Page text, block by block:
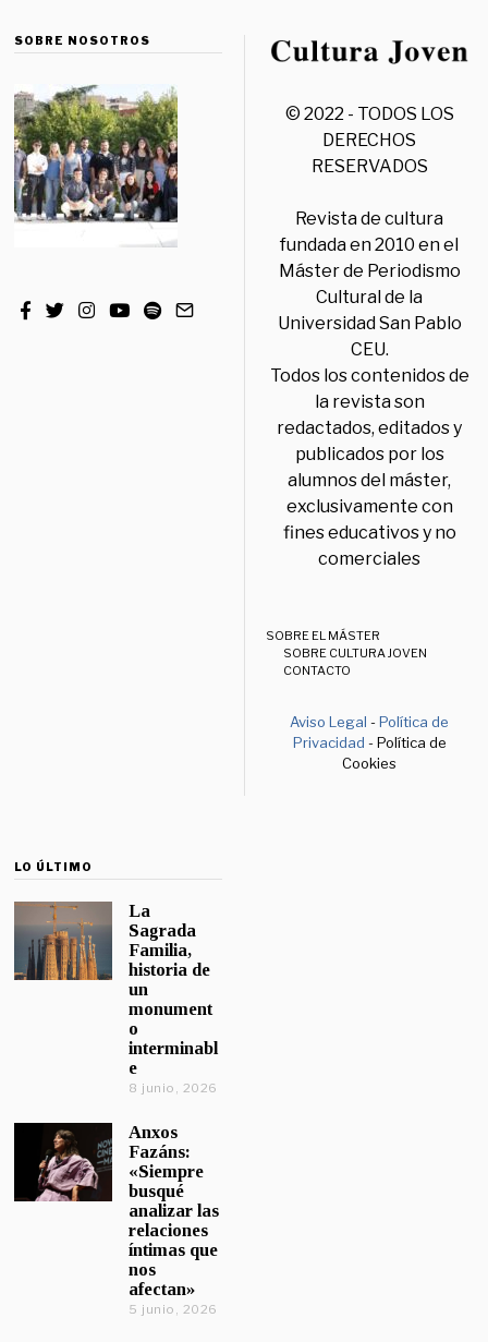
SOBRE NOSOTROS
© 2022 - TODOS LOS
DERECHOS
RESERVADOS
Revista de cultura
fundada en 2010 en el
Máster de Periodismo
Cultural de la
Universidad San Pablo
CEU.
Todos los contenidos de
la revista son
redactados, editados y
publicados por los
alumnos del máster,
exclusivamente con
fines educativos y no
comerciales
SOBRE EL MÁSTER
SOBRE CULTURA JOVEN
CONTACTO
Aviso Legal -Política de
Privacidad - Política de
Cookies
LO ÚLTIMO
La
Sagrada
Familia,
historia de
un
monument
o
interminabl
e
8 junio, 2026
Anxos
Fazáns:
«Siempre
busqué
analizar las
relaciones
íntimas que
nos
afectan»
5 junio, 2026